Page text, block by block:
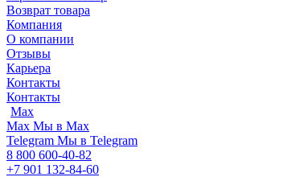
Возврат товара
Компания
О компании
Отзывы
Карьера
Контакты
Контакты
Max
Max Мы в Max
Telegram Мы в Telegram
8 800 600-40-82
+7 901 132-84-60